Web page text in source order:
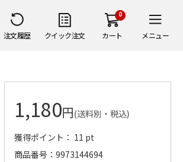
注文履歴 クイック注文
0
カート メニュー
1,180円(送料別・税込)
獲得ポイント： 11 pt
商品番号
9973144694